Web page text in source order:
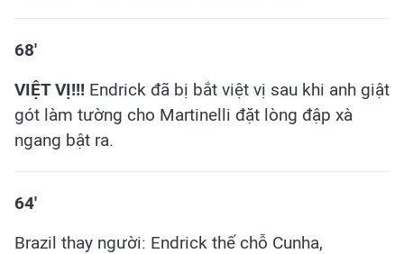
68'
VIỆT VỊ!!! Endrick đã bị bắt việt vị sau khi anh giật
gót làm tường cho Martinelli đặt lòng đập xà
ngang bật ra.
64'
Brazil thay người: Endrick thế chỗ Cunha,